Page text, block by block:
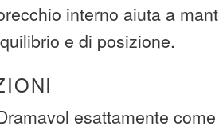
interno aiuta a
e di posizione.
esattamente